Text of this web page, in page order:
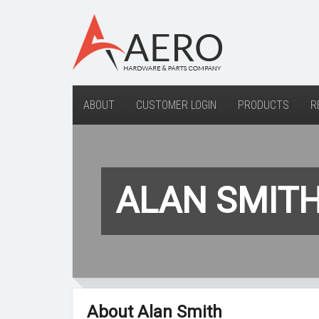
ABOUT CUSTOMER LOGIN PRODUCTS
ALAN SMITH
About Alan Smith